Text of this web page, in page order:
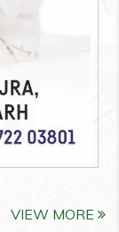
VIEW MORE